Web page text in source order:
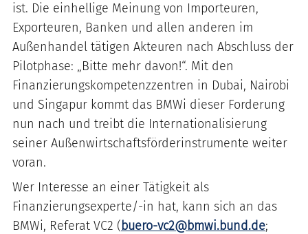
ist. Die einhellige Meinung von Importeuren,
Exporteuren, Banken und allen anderen im
Außenhandel tätigen Akteuren nach Abschluss der
Pilotphase: „Bitte mehr davon!“. Mit den
Finanzierungskompetenzzentren in Dubai, Nairobi
und Singapur kommt das BMWi dieser Forderung
nun nach und treibt die Internationalisierung
seiner Außenwirtschaftsförderinstrumente weiter
voran.
Wer Interesse an einer Tätigkeit als
Finanzierungsexperte/-in hat, kann sich an das
BMWi, Referat VC2 (buero-vc2@bmwi.bund.de;